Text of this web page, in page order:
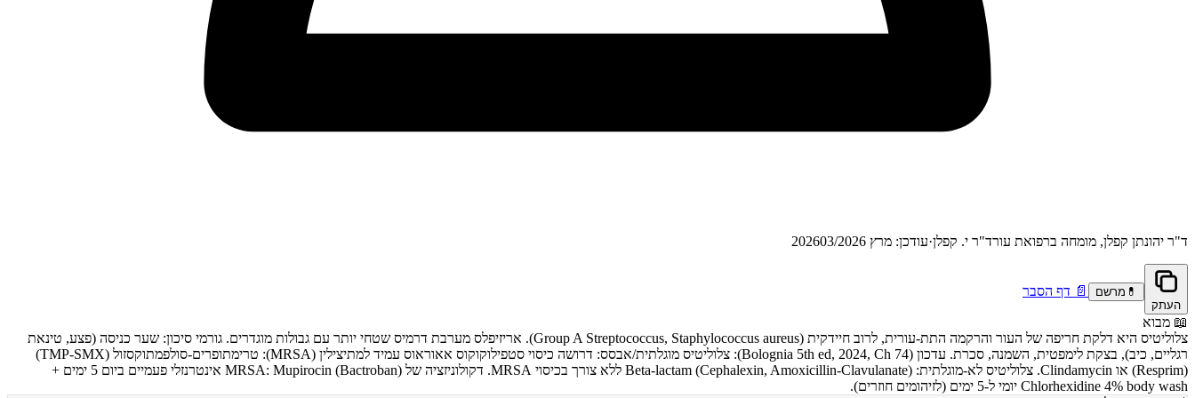
ד"ר יהונתן קפלן, מומחה ברפואת עורד"ר י. קפלן·עודכן: מרץ 2026 03/2026
העתק
💊 מרשם 📄 דף הסבר
📖 מבוא
צלוליטיס היא דלקת חריפה של העור והרקמה התת-עורית, לרוב חיידקית (Group A Streptococcus, Staphylococcus aureus). אריזיפלס מערבת דרמיס שטחי יותר עם גבולות מוגדרים. גורמי סיכון: שער כניסה (פצע, טינאת
רגליים, כיב), בצקת לימפטית, השמנה, סכרת. עדכון (Bolognia 5th ed, 2024, Ch 74): צלוליטיס מוגלתית/אבסס: דרושה כיסוי סטפילוקוקוס אאוראוס עמיד למתיצילין (MRSA): טרימתופרים-סולפמתוקסזול (TMP-SMX)
(Resprim) או Clindamycin. צלוליטיס לא-מוגלתית: Beta-lactam (Cephalexin, Amoxicillin-Clavulanate) ללא צורך בכיסוי MRSA. דקולוניזציה של MRSA: Mupirocin (Bactroban) אינטרנזלי פעמיים ביום 5 ימים +
Chlorhexidine 4% body wash יומי ל-5 ימים (לזיהומים חוזרים).